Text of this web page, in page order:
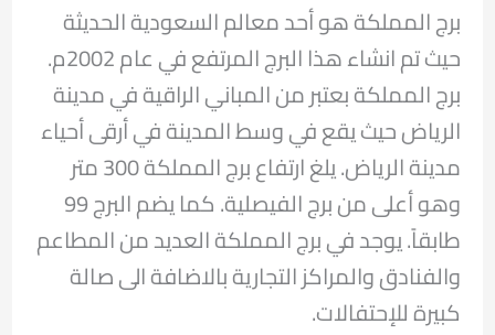
برج المملكة هو أحد معالم السعودية الحديثة
حيث تم انشاء هذا البرج المرتفع في عام 2002م.
برج المملكة بعتبر من المباني الراقية في مدينة
الرياض حيث يقع في وسط المدينة في أرقى أحياء
مدينة الرياض. يلغ ارتفاع برج المملكة 300 متر
وهو أعلى من برج الفيصلية. كما يضم البرج 99
طابقاً. يوجد في برج المملكة العديد من المطاعم
والفنادق والمراكز التجارية بالاضافة الى صالة
كبيرة للإحتفالات.